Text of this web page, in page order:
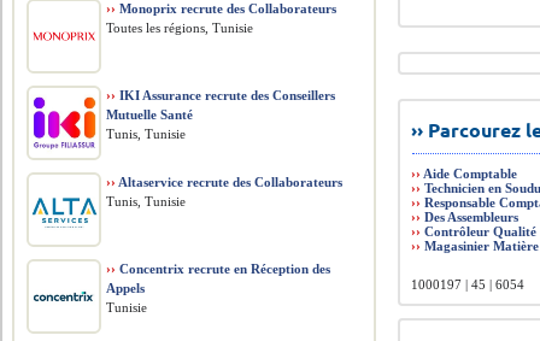
››
›› Aide Comptable
››Technicien en
››Responsable
››Des Assembleurs
››Contrôleur Qualité
››Magasinier
1000197 | 45 | 6054
›› Monoprix recrute des Collaborateurs
Toutes les régions, Tunisie
›› IKI Assurance recrute des Conseillers
Mutuelle Santé
Tunis, Tunisie
›› Altaservice recrute des Collaborateurs
Tunis, Tunisie
›› Concentrix recrute en Réception des
Appels
Tunisie